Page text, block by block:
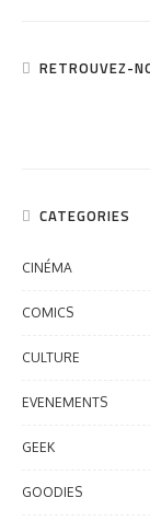
RETROUVEZ-
CATEGORIES
CINÉMA
COMICS
CULTURE
EVENEMENTS
GEEK
GOODIES